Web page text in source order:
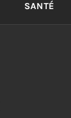
SANTÉ